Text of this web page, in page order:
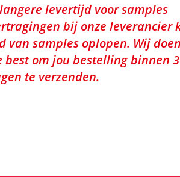
levertijd voor samples
bij onze leverancier
van samples oplopen. Wij
best om jou bestelling binnen 3
te verzenden.